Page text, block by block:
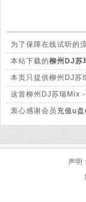
为了保障在线试听的
大的差别。
本站下载的柳州DJ苏
晰。
本页只提供柳州DJ苏
这首柳州DJ苏瑞Mix
衷心感谢会员 充值u盘
声明